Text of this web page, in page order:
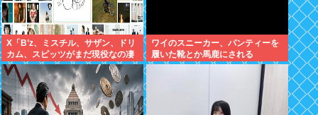
X「B’z、ミスチル、サザン、ドリ
カム、スピッツがまだ現役なの凄
いよな。今の歌手が30年後にやれ
てるだろうか？」
ワイのスニーカー、パンティーを
履いた靴とか馬鹿にされる